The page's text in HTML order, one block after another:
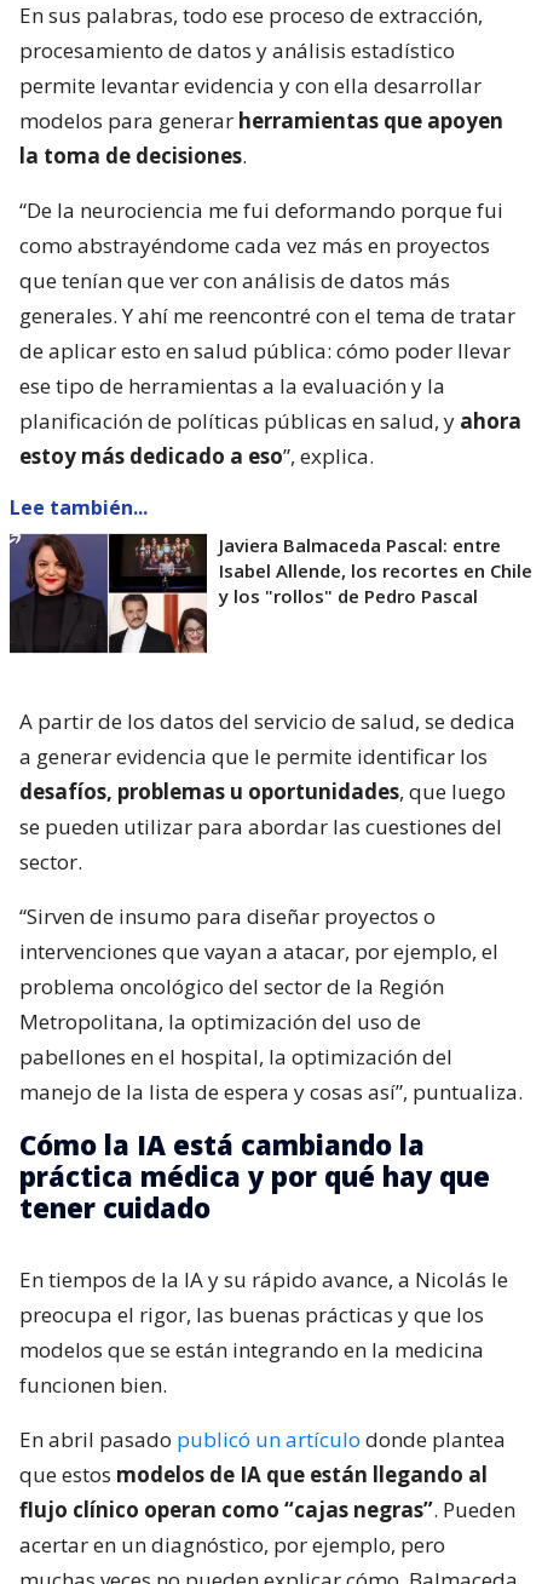
En sus palabras, todo ese proceso de extracción,
procesamiento de datos y análisis estadístico
permite levantar evidencia y con ella desarrollar
modelos para generar herramientas que apoyen
la toma de decisiones.
“De la neurociencia me fui deformando porque fui
como abstrayéndome cada vez más en proyectos
que tenían que ver con análisis de datos más
generales. Y ahí me reencontré con el tema de tratar
de aplicar esto en salud pública: cómo poder llevar
ese tipo de herramientas a la evaluación y la
planificación de políticas públicas en salud, y ahora
estoy más dedicado a eso”, explica.
Lee también...
Javiera Balmaceda Pascal: entre
Isabel Allende, los recortes en Chile
y los "rollos" de Pedro Pascal
A partir de los datos del servicio de salud, se dedica
a generar evidencia que le permite identificar los
desafíos, problemas u oportunidades, que luego
se pueden utilizar para abordar las cuestiones del
sector.
“Sirven de insumo para diseñar proyectos o
intervenciones que vayan a atacar, por ejemplo, el
problema oncológico del sector de la Región
Metropolitana, la optimización del uso de
pabellones en el hospital, la optimización del
manejo de la lista de espera y cosas así”, puntualiza.
Cómo la IA está cambiando la
práctica médica y por qué hay que
tener cuidado
En tiempos de la IA y su rápido avance, a Nicolás le
preocupa el rigor, las buenas prácticas y que los
modelos que se están integrando en la medicina
funcionen bien.
En abril pasado publicó un artículo donde plantea
que estos modelos de IA que están llegando al
flujo clínico operan como “cajas negras”. Pueden
acertar en un diagnóstico, por ejemplo, pero